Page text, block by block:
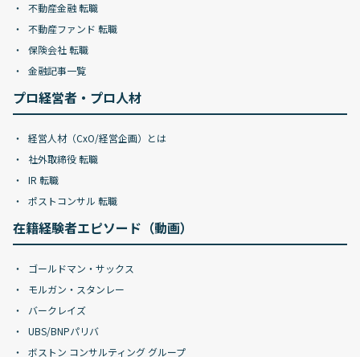
不動産金融 転職
不動産ファンド 転職
保険会社 転職
金融記事一覧
プロ経営者・プロ人材
経営人材（CxO/経営企画）とは
社外取締役 転職
IR 転職
ポストコンサル 転職
在籍経験者エピソード（動画）
ゴールドマン・サックス
モルガン・スタンレー
バークレイズ
UBS/BNPパリバ
ボストン コンサルティング グループ